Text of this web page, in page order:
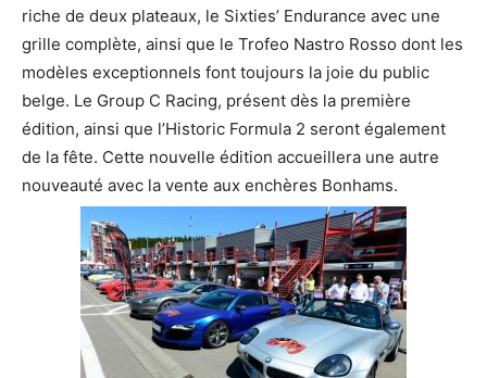
riche de deux plateaux, le Sixties’ Endurance avec une
grille complète, ainsi que le Trofeo Nastro Rosso dont les
modèles exceptionnels font toujours la joie du public
belge. Le Group C Racing, présent dès la première
édition, ainsi que l’Historic Formula 2 seront également
de la fête. Cette nouvelle édition accueillera une autre
nouveauté avec la vente aux enchères Bonhams.